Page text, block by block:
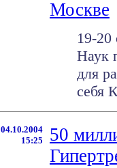
Москве
19-20
Наук
для
себя
04.10.2004
15:25
50